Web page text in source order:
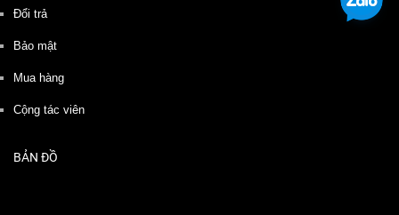
Đổi trả
Bảo mật
Mua hàng
Cộng tác viên
BẢN ĐỒ